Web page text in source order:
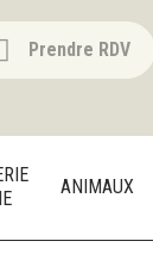
Prendre RDV
ANIMAUX